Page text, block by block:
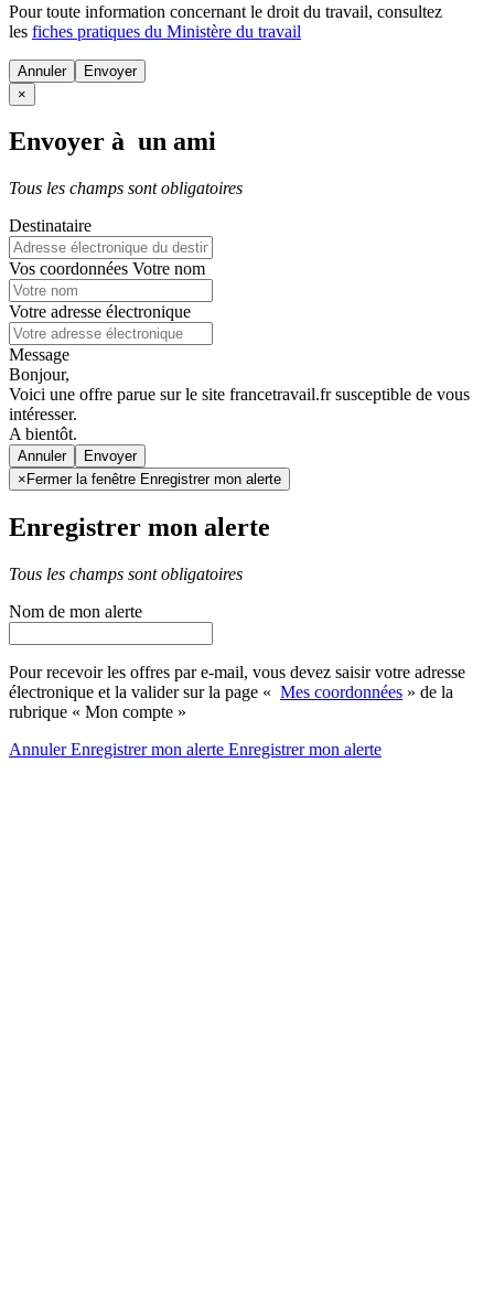
Pour toute information concernant le droit du travail, consultez
les fiches pratiques du Ministère du travail
Annuler
×
Envoyer à un ami
Tous les champs sont obligatoires
Destinataire
Vos coordonnées Votre nom
Votre adresse électronique
Message
Bonjour,
Voici une offre parue sur le site francetravail.fr susceptible de vous
intéresser.
A bientôt.
Annuler
× Fermer la fenêtre Enregistrer mon alerte
Enregistrer mon alerte
Tous les champs sont obligatoires
Nom de mon alerte
Pour recevoir les offres par e-mail, vous devez saisir votre adresse
électronique et la valider sur la page « Mes coordonnées » de la
rubrique « Mon compte »
AnnulerEnregistrer mon alerte Enregistrermon alerte